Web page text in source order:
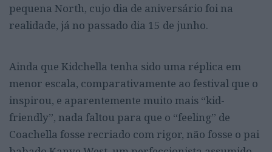
pequena North, cujo dia de aniversário foi na
realidade, já no passado dia 15 de junho.
Ainda que Kidchella tenha sido uma réplica em
menor escala, comparativamente ao festival que o
inspirou, e aparentemente muito mais “kid-
friendly”, nada faltou para que o “feeling” de
Coachella fosse recriado com rigor, não fosse o pai